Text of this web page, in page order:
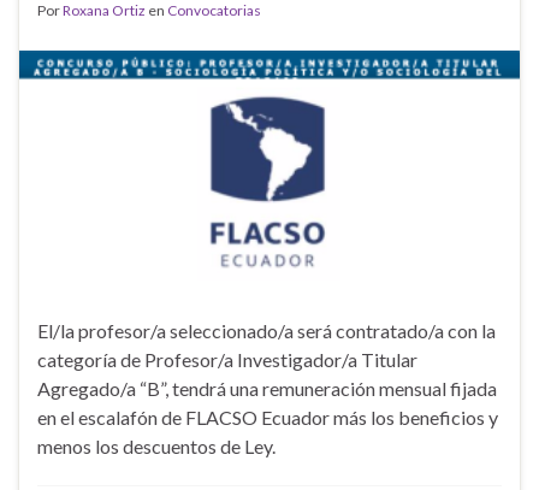
PorRoxana Ortiz en Convocatorias
El/la profesor/a seleccionado/a será contratado/a con la
categoría de Profesor/a Investigador/a Titular
Agregado/a “B”, tendrá una remuneración mensual fijada
en el escalafón de FLACSO Ecuador más los beneficios y
menos los descuentos de Ley.